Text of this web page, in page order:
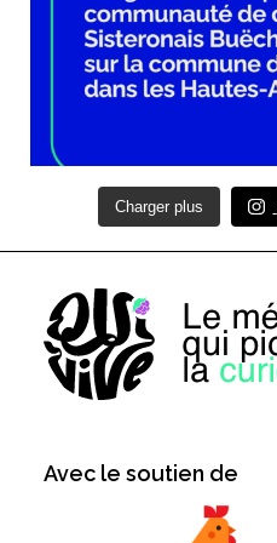
Charger plus
Avec le soutien de